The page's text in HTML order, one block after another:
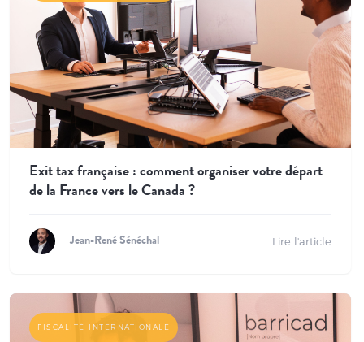
Exit tax française : comment organiser votre départ
de la France vers le Canada ?
Jean-René Sénéchal Lire l'article
FISCALITÉ INTERNATIONALE